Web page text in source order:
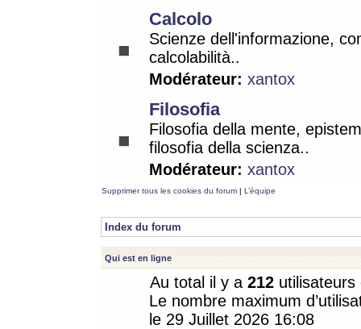
Calcolo
Scienze dell'informazione,
calcolabilità..
Modérateur: xantox
Filosofia
Filosofia della mente,
filosofia della scienza..
Modérateur: xantox
Supprimer tous les cookies du forum | L’équipe
Index du forum
Qui est en ligne
Au total il y a 212
Le nombre maximum
le 29 Juillet 2026 16:08